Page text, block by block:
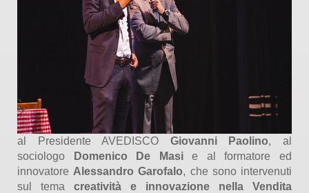
al Presidente AVEDISCO Giovanni Paolino, al
sociologo
Domenico De Masie al formatore ed
innovatore Alessandro Garofalo, che sono intervenuti
sul tema creatività e innovazione nella Vendita